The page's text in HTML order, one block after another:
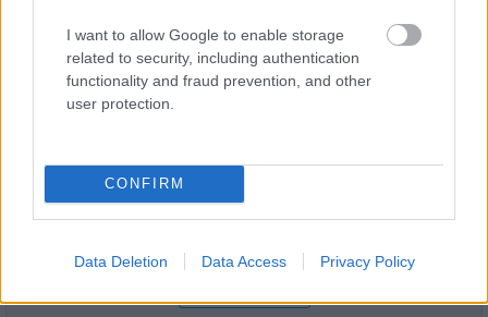
I want to allow Google to enable storage
related to security, including authentication
functionality and fraud prevention, and other
user protection.
CONFIRM
Data Deletion Data Access Privacy Policy
Feliratkozom a hírlevélre és elfogadom azadatvédelmi